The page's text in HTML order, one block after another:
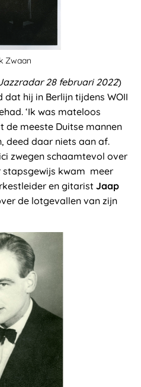
Zwaan
28 februari 2022)
hij in Berlijn tijdens WOII
‘Ik was mateloos
de meeste Duitse mannen
deed daar niets aan af.
zwegen schaamtevol over
stapsgewijs kwam meer
en gitarist Jaap
de lotgevallen van zijn